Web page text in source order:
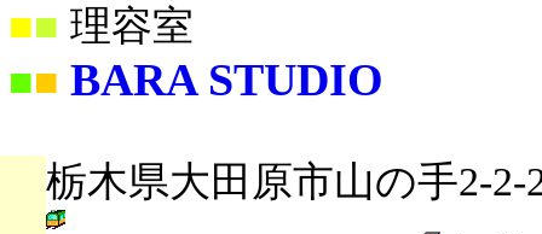
■ 理容室
■■ BARA STUDIO
栃木県大田原市山の手2-2-